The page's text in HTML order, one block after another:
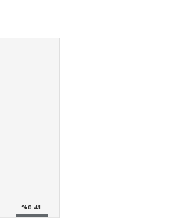
%0.41